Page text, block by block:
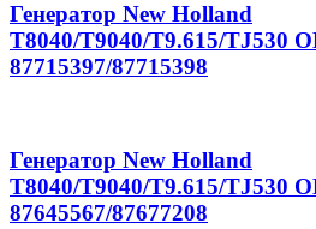
Генератор New Holland
T8040/T9040/T9.615/TJ530
87715397/87715398
Генератор New Holland
T8040/T9040/T9.615/TJ530
87645567/87677208